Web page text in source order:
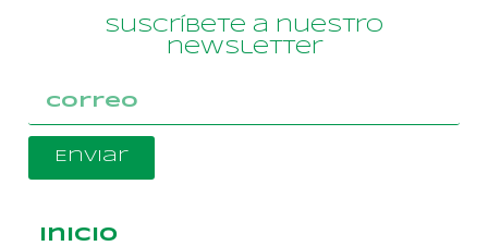
Suscríbete a nuestro
newsletter
Enviar
Inicio